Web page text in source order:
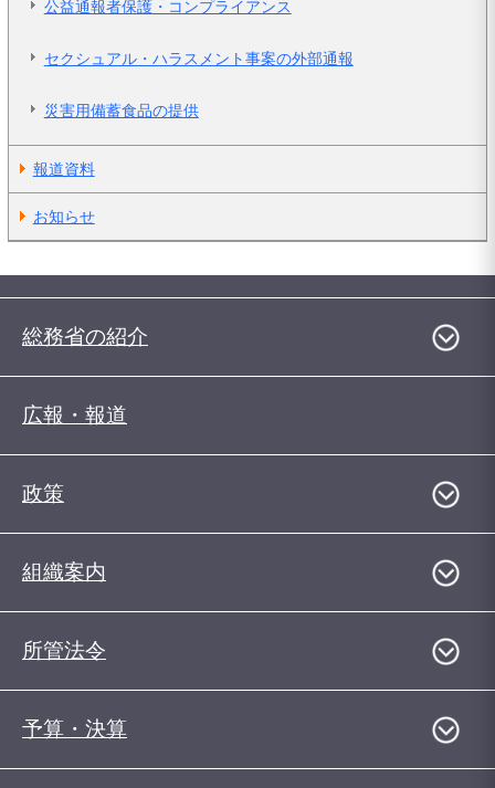
公益通報者保護・コンプライアンス
セクシュアル・ハラスメント事案の外部通報
災害用備蓄食品の提供
報道資料
お知らせ
総務省の紹介
広報・報道
政策
組織案内
所管法令
予算・決算